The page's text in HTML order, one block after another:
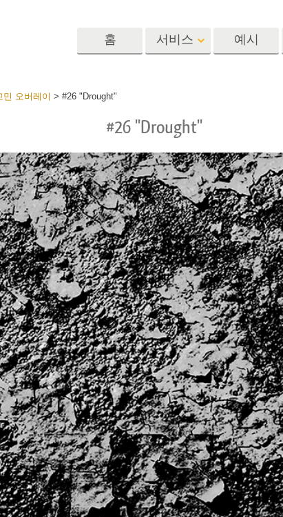
홈 서비스
편집 서비스 AI로 생성된 의류 모델 이미지 조
터칭 서비스 주얼리 리터칭 서비스 AI 훈련
예시
프리셋
렉션
포토샵 액션
포토샵 오버레이
포토샵 텍스처
Ps Actions 전체 컬렉션
Ps 오버레이 전체 컬렉
션
발렌타인 데
결혼식 초대
어린이 생일
오버레이 > #26 "Drought"
#26 "Drought"